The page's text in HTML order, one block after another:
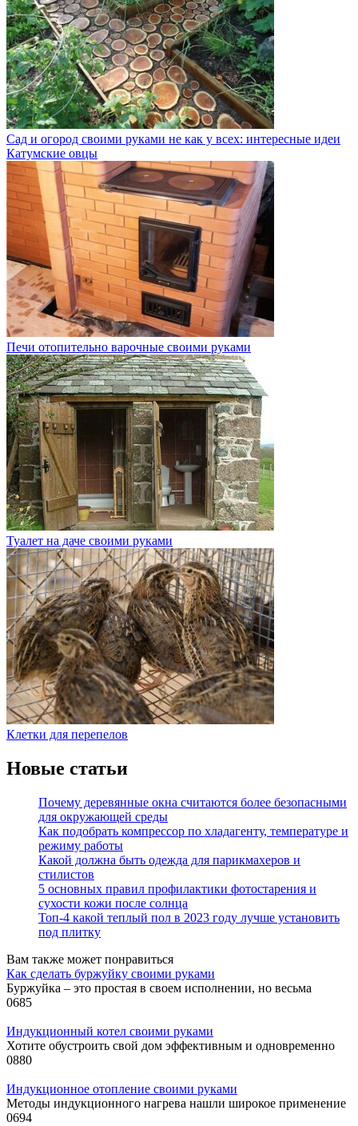
Сад и огород своими руками не как у всех: интересные идеи
Катумские овцы
Печи отопительно варочные своими руками
Туалет на даче своими руками
Клетки для перепелов
Новые статьи
Почему деревянные окна считаются более безопасными
для окружающей среды
Как подобрать компрессор по хладагенту, температуре и
режиму работы
Какой должна быть одежда для парикмахеров и
стилистов
5 основных правил профилактики фотостарения и
сухости кожи после солнца
Топ-4 какой теплый пол в 2023 году лучше установить
под плитку
Вам также может понравиться
Как сделать буржуйку своими руками
Буржуйка – это простая в своем исполнении, но весьма
0685
Индукционный котел своими руками
Хотите обустроить свой дом эффективным и одновременно
0880
Индукционное отопление своими руками
Методы индукционного нагрева нашли широкое применение
0694